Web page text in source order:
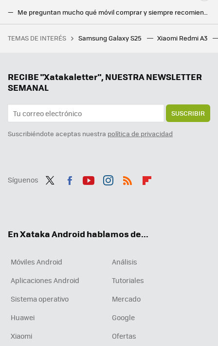
Me preguntan mucho qué móvil comprar y siempre recomiendo un Google Pixel. Sólo pido que miren una cosa antes de hacerlo
Ya sabemos cómo de fino será el Galaxy S25 Ultra: Ice Universe ha filtrado las dimensiones del próximo flagship de Samsung
He encontrado el juego perfecto para cuando odias a tus compañeros y sueñas con reventarlos a escopetazos en un Battle Royale
TEMAS DE INTERÉS Samsung Galaxy S25 Xiaomi Redmi A3
RECIBE "Xatakaletter", NUESTRA NEWSLETTER
SEMANAL
SUSCRIBIR
Suscribiéndote aceptas nuestra política de privacidad
Síguenos
En Xataka Android hablamos de...
Móviles Android
Análisis
Aplicaciones Android
Tutoriales
Sistema operativo
Mercado
Huawei
Google
Xiaomi
Ofertas